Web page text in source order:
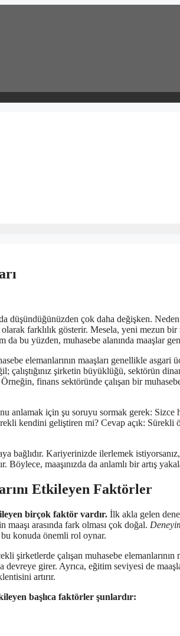
düşündüğünüzden çok daha değişken.
farklılık gösterir. Mesela, yeni mezun
da bu yüzden, muhasebe alanında maaşlar
elemanlarının maaşları genellikle asgari
çalıştığınız şirketin büyüklüğü, sektörün
finans sektöründe çalışan bir
anlamak için şu soruyu sormak gerek: Sizce
kendini geliştiren mi? Cevap açık: Sürekli
bağlıdır. Kariyerinizde ilerlemek
Böylece, maaşınızda da anlamlı bir artış
Etkileyen Faktörler
birçok faktör vardır. İlk akla gelen
arasında fark olması çok doğal.
bu konuda önemli rol oynar.
şirketlerde çalışan muhasebe
devreye girer. Ayrıca, eğitim seviyesi de
artırır.
başlıca faktörler şunlardır: